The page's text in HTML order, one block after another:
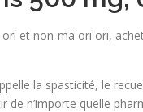
et non-mä ori ori,
la spasticité, le
n’importe quelle